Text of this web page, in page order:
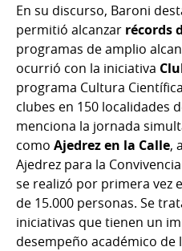
En su discurso, Baroni
permitió alcanzar récords
programas de amplio
ocurrió con la iniciativa
programa Cultura
clubes en 150 localidades
menciona la jornada
como Ajedrez en la Calle,
Ajedrez para la
se realizó por primera vez
de 15.000 personas. Se
iniciativas que tienen un
desempeño académico de